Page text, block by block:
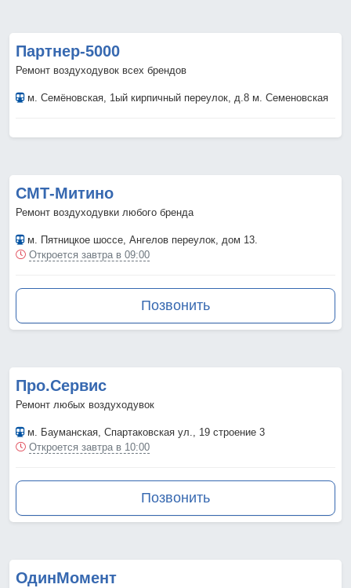
Партнер-5000
Ремонт воздуходувок всех брендов
м. Семёновская, 1ый кирпичный переулок, д.8 м. Семеновская
СМТ-Митино
Ремонт воздуходувки любого бренда
м. Пятницкое шоссе, Ангелов переулок, дом 13.
Откроется завтра в 09:00
Позвонить
Про.Сервис
Ремонт любых воздуходувок
м. Бауманская, Спартаковская ул., 19 строение 3
Откроется завтра в 10:00
Позвонить
ОдинМомент